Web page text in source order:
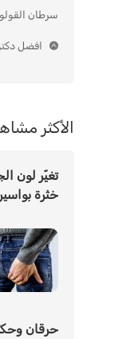
سرطان
افضل
الأكثر
تغيّر لون
خثرة
حرقان